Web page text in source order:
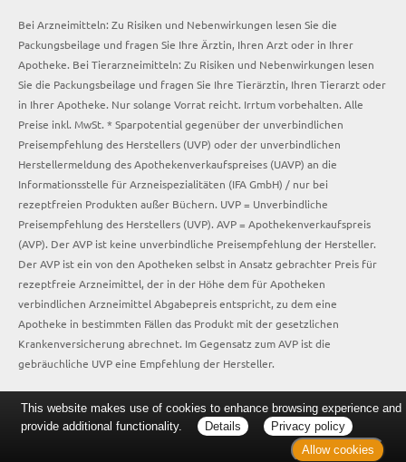
Bei Arzneimitteln: Zu Risiken und Nebenwirkungen lesen Sie die
Packungsbeilage und fragen Sie Ihre Ärztin, Ihren Arzt oder in Ihrer
Apotheke. Bei Tierarzneimitteln: Zu Risiken und Nebenwirkungen lesen
Sie die Packungsbeilage und fragen Sie Ihre Tierärztin, Ihren Tierarzt oder
in Ihrer Apotheke. Nur solange Vorrat reicht. Irrtum vorbehalten. Alle
Preise inkl. MwSt. * Sparpotential gegenüber der unverbindlichen
Preisempfehlung des Herstellers (UVP) oder der unverbindlichen
Herstellermeldung des Apothekenverkaufspreises (UAVP) an die
Informationsstelle für Arzneispezialitäten (IFA GmbH) / nur bei
rezeptfreien Produkten außer Büchern. UVP = Unverbindliche
Preisempfehlung des Herstellers (UVP). AVP = Apothekenverkaufspreis
(AVP). Der AVP ist keine unverbindliche Preisempfehlung der Hersteller.
Der AVP ist ein von den Apotheken selbst in Ansatz gebrachter Preis für
rezeptfreie Arzneimittel, der in der Höhe dem für Apotheken
verbindlichen Arzneimittel Abgabepreis entspricht, zu dem eine
Apotheke in bestimmten Fällen das Produkt mit der gesetzlichen
Krankenversicherung abrechnet. Im Gegensatz zum AVP ist die
gebräuchliche UVP eine Empfehlung der Hersteller.
This website makes use of cookies to enhance browsing experience and
provide additional functionality.
Details
Privacy policy
Allow cookies